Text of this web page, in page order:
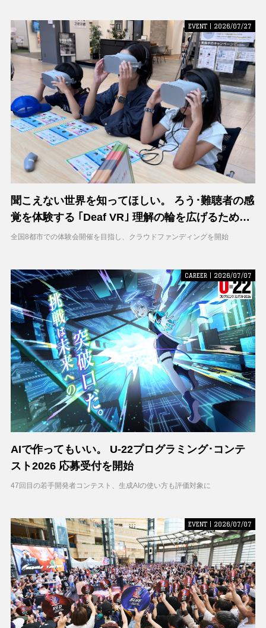
EVENT | 2026/07/27
聞こえない世界を知ってほしい。 ろう･難聴者の感
覚を体験する ｢Deaf VR｣ 理解の輪を広げるため支
援募集を開始
全国8都市での体験会開催を目指し、クラウドファンディングを開始
CAREER | 2026/07/07
AIで作ってもいい。 U-22プログラミング･コンテ
スト2026 応募受付を開始
47回目の若手開発者コンテスト、生成AIの使い方も評価対象に
EVENT | 2026/07/07